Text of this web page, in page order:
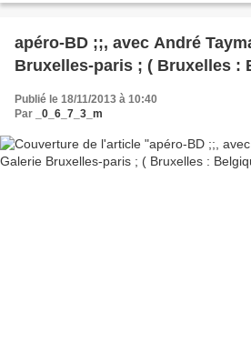
apéro-BD ;;, avec André Taymans a la Galerie
Bruxelles-paris ; ( Bruxelles :
Publié le 18/11/2013 à 10:40
Par
_0_6_7_3_m